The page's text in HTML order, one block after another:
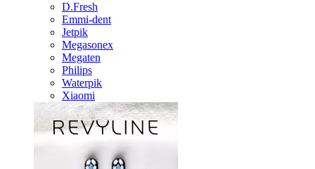
D.Fresh
Emmi-dent
Jetpik
Megasonex
Megaten
Philips
Waterpik
Xiaomi